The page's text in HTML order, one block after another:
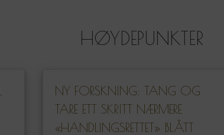
HØYDEPUNKTER
NY FORSKNING: TANG OG
TARE ETT SKRITT NÆRMERE
«HANDLINGSRETTET» BLÅTT